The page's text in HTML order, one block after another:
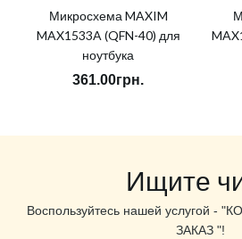
Микросхема MAXIM
MAX1533A (QFN-40) для
ноутбука
361.00грн.
Ищите
Воспользуйтесь нашей услугой
ЗАКАЗ "!